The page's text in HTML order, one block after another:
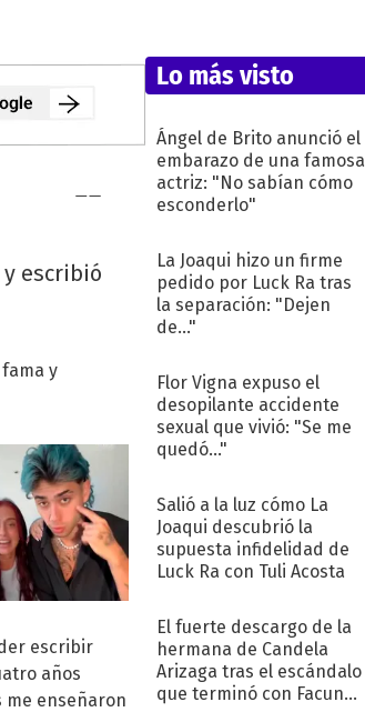
escribió
y
escribir
años
me enseñaron
Lo más visto
Ángel de Brito anunció el
embarazo de una famosa
actriz: "No sabían cómo
esconderlo"
La Joaqui hizo un firme
pedido por Luck Ra tras
la separación: "Dejen
de..."
Flor Vigna expuso el
desopilante accidente
sexual que vivió: "Se me
quedó..."
Salió a la luz cómo La
Joaqui descubrió la
supuesta infidelidad de
Luck Ra con Tuli Acosta
El fuerte descargo de la
hermana de Candela
Arizaga tras el escándalo
que terminó con Facundo